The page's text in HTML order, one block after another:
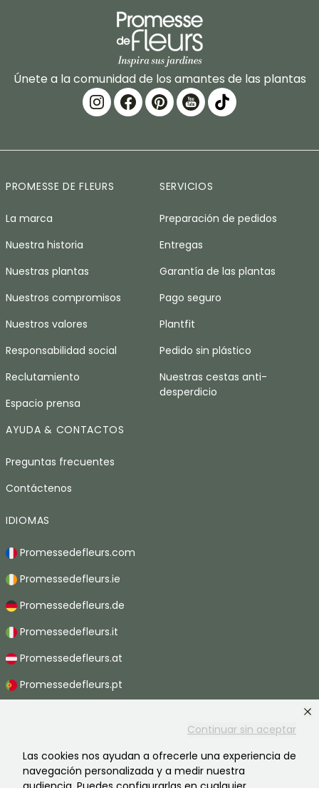
Continuar sin aceptar
Las cookies nos ayudan a ofrecerle una experiencia de
navegación personalizada y a medir nuestra
Únete a la comunidad de los amantes de las plantas
PROMESSE DE FLEURS
La marca
Nuestra historia
Nuestras plantas
Nuestros compromisos
Nuestros valores
Responsabilidad social
Reclutamiento
Espacio prensa
SERVICIOS
Preparación de pedidos
Entregas
Garantía de las plantas
Pago seguro
Plantfit
Pedido sin plástico
Nuestras cestas anti-
desperdicio
AYUDA & CONTACTOS
Preguntas frecuentes
Contáctenos
IDIOMAS
Promessedefleurs.com
Promessedefleurs.ie
Promessedefleurs.de
Promessedefleurs.it
Promessedefleurs.at
Promessedefleurs.pt
Promessedefleurs.ch